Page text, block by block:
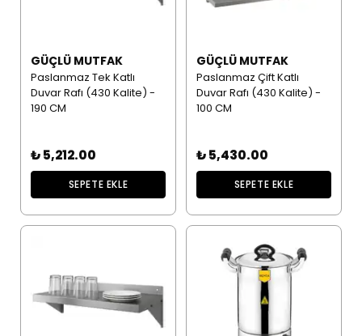
GÜÇLÜ MUTFAK
Paslanmaz Tek Katlı
Duvar Rafı (430 Kalite) -
190 CM
₺ 5,212.00
SEPETE EKLE
GÜÇLÜ MUTFAK
Paslanmaz Çift Katlı
Duvar Rafı (430 Kalite) -
100 CM
₺ 5,430.00
SEPETE EKLE